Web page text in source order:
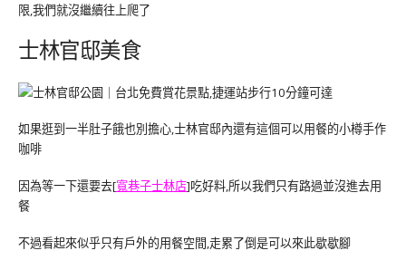
限,我們就沒繼續往上爬了
士林官邸美食
如果逛到一半肚子餓也別擔心,士林官邸內還有這個可以用餐的小樽手作
咖啡
因為等一下還要去[寬巷子士林店]吃好料,所以我們只有路過並沒進去用
餐
不過看起來似乎只有戶外的用餐空間,走累了倒是可以來此歇歇腳